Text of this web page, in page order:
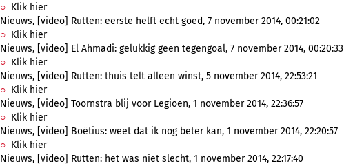
Klik hier
Nieuws, [video] Rutten: eerste helft echt goed, 7 november 2014, 00:21:02
Klik hier
Nieuws, [video] El Ahmadi: gelukkig geen tegengoal, 7 november 2014, 00:20:33
Klik hier
Nieuws, [video] Rutten: thuis telt alleen winst, 5 november 2014, 22:53:21
Klik hier
Nieuws, [video] Toornstra blij voor Legioen, 1 november 2014, 22:36:57
Klik hier
Nieuws, [video] Boëtius: weet dat ik nog beter kan, 1 november 2014, 22:20:57
Klik hier
Nieuws, [video] Rutten: het was niet slecht, 1 november 2014, 22:17:40